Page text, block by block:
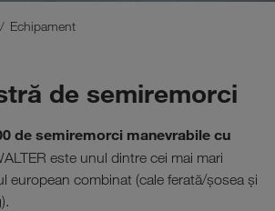
domeniul de activitate
Echipament
de semiremorci
de semiremorci manevrabile cu
este unul dintre cei mai mari
european combinat (cale ferată/șosea şi